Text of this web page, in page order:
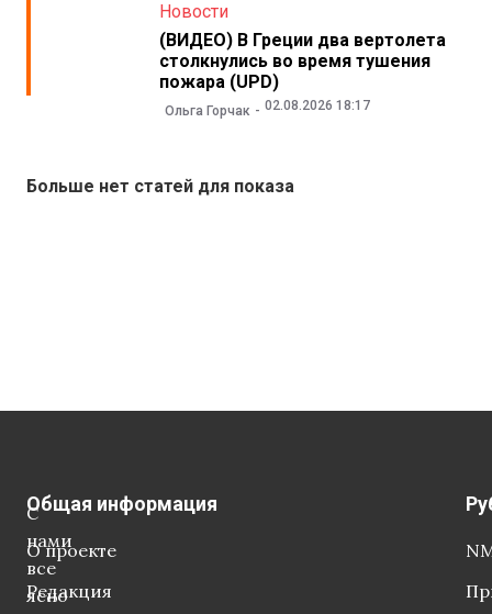
Новости
(ВИДЕО) В Греции два вертолета
столкнулись во время тушения
пожара (UPD)
Ольга Горчак 02.08.2026 18:17
Больше нет статей для показа
С
нами
все
ясно
Общая информация
О проекте
Редакция